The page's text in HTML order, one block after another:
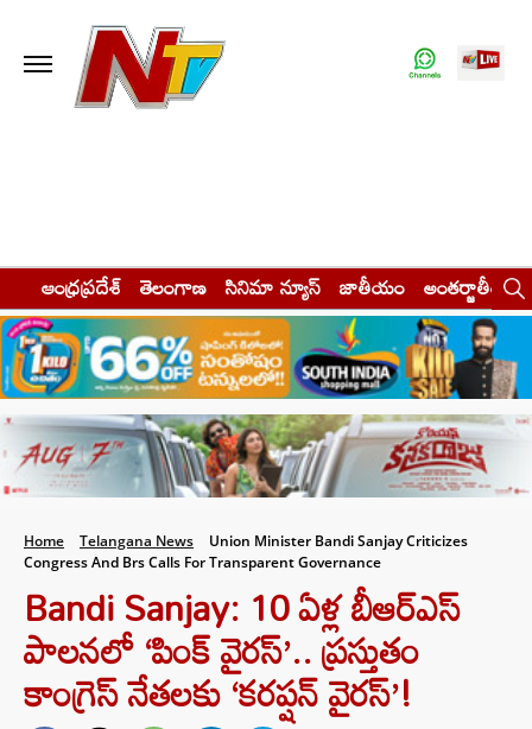
ఆంధ్రప్రదేశ్ తెలంగాణ సినిమా న్యూస్ జాతీయం అంతర్జాతీయం
Home Telangana News
Union Minister Bandi Sanjay Criticizes
Congress And Brs Calls For Transparent Governance
Bandi Sanjay: 10 ఏళ్ల బీఆర్ఎస్
పాలనలో ‘పింక్ వైరస్’.. ప్రస్తుతం
కాంగ్రెస్ నేతలకు ‘కరప్షన్ వైరస్’!